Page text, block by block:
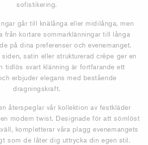
sofistikering.
går till knälånga eller midilånga, men
från kortare sommarklänningar till långa
på dina preferenser och evenemanget.
satin eller strukturerad crêpe ger en
tidlös svart klänning är fortfarande ett
erbjuder elegans med bestående
dragningskraft.
återspeglar vår kollektion av festkläder
modern twist. Designade för att sömlöst
kompletterar våra plagg evenemangets
som de låter dig uttrycka din egen stil.